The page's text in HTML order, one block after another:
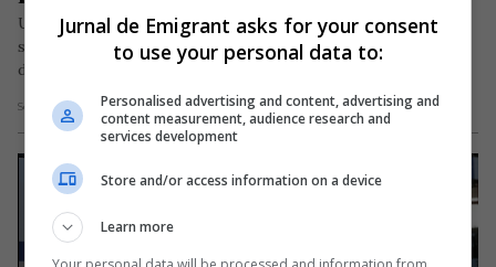
Un microbuz românesc, care transporta muncitori români
sezonieri și care era umplut cu bagaje și pachete pentru cei
din țară,…
Scris de Daniela Stoica- marți, 27 iunie 2023
Jurnal de Emigrant asks for your consent
to use your personal data to:
Personalised advertising and content, advertising and
content measurement, audience research and
services development
Store and/or access information on a device
Learn more